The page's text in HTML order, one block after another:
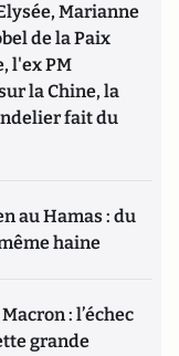
Marianne
de la Paix
l'ex PM
la Chine, la
fait du
au Hamas : du
haine
: l’échec
grande